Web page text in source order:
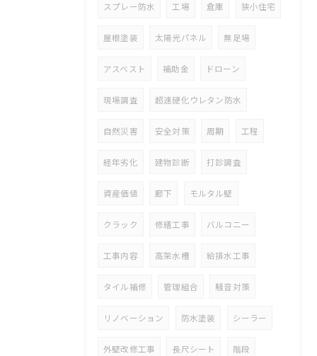
スプレー防水 工場 倉庫 狭小住宅
屋根塗装 太陽光パネル 無足場
アスベスト 補助金 ドローン
現場調査 超速硬化ウレタン防水
自然災害 安全対策 周期 工程
経年劣化 建物診断 打診調査
資産価値 廊下 モルタル壁
クラック 修繕工事 バルコニー
工事内容 高架水槽 給排水工事
タイル補修 管理組合 騒音対策
リノベーション 防水塗装 シーラー
外壁改修工事 長尺シート 階段